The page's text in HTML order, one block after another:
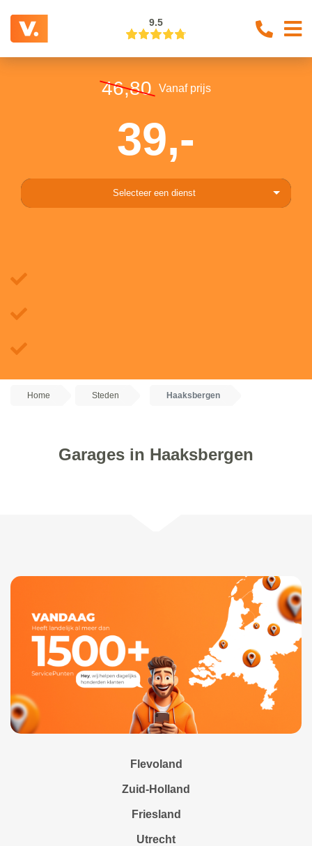
9.5
46,80 Vanaf prijs
39,-
Selecteer een dienst
Home Steden Haaksbergen
Garages in Haaksbergen
Flevoland
Zuid-Holland
Friesland
Utrecht